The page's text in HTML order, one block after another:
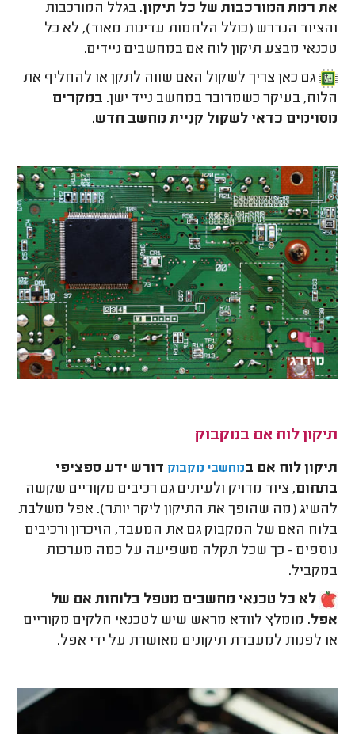
את רמת המורכבות של כל תיקון. בגלל המורכבות
והציוד הנדרש (כולל הלחמות עדינות מאוד), לא כל
טכנאי מבצע תיקון לוח אם במחשבים ניידים.
גם כאן צריך לשקול האם שווה לתקן או להחליף את
הלוח, בעיקר כשמדובר במחשב נייד ישן. במקרים
מסוימים כדאי לשקול קניית מחשב חדש.
תיקון לוח אם במקבוק
תיקון לוח אם במחשבי מקבוק דורש ידע ספציפי
בתחום, ציוד מדויק ולעיתים גם רכיבים מקוריים שקשה
להשיג (מה שהופך את התיקון ליקר יותר). אפל משלבת
בלוח האם של המקבוק גם את המעבד, הזיכרון ורכיבים
נוספים - כך שכל תקלה משפיעה על כמה מערכות
במקביל.
לא כל טכנאי מחשבים מטפל בלוחות אם של
אפל. מומלץ לוודא מראש שיש לטכנאי חלקים מקוריים
או לפנות למעבדת תיקונים מאושרת על ידי אפל.